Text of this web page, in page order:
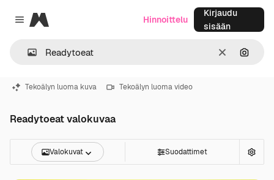
Close menu
Magnific
SelkeäHae
Hinnoittelu
Kirjaudu
sisään
Tekoälyn luoma kuva Tekoälyn luoma video
Readytoeat valokuvaa
Valokuvat Suodattimet